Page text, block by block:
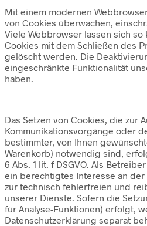
Mit einem modernen
von Cookies überwachen,
Viele Webbrowser lassen sich
Cookies mit dem Schließen des
gelöscht werden. Die
eingeschränkte Funktionalität
haben.
Das Setzen von Cookies, die zur
Kommunikationsvorgänge oder
bestimmter, von Ihnen
Warenkorb) notwendig sind,
6 Abs. 1 lit. f DSGVO. Als
ein berechtigtes Interesse an
zur technisch fehlerfreien und
unserer Dienste. Sofern die
für Analyse-Funktionen) erfolgt,
Datenschutzerklärung separat